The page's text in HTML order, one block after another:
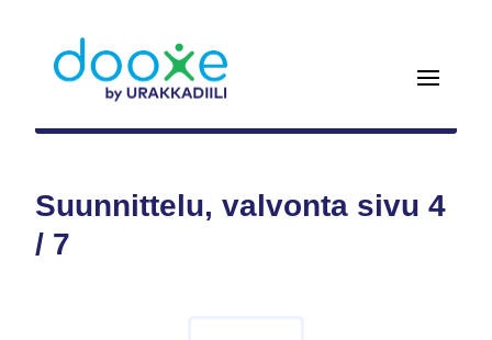
Suunnittelu, valvonta sivu 4
/ 7